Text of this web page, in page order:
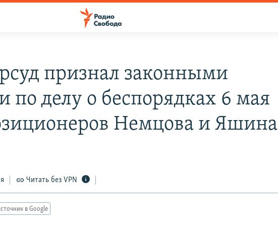
признал законными
по делу о беспорядках 6 мая
Немцова и Яшина
Читать без VPN
в Google